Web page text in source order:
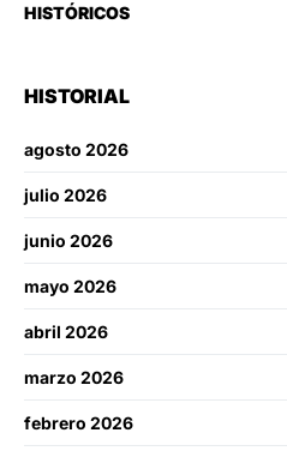
HISTÓRICOS
HISTORIAL
agosto 2026
julio 2026
junio 2026
mayo 2026
abril 2026
marzo 2026
febrero 2026